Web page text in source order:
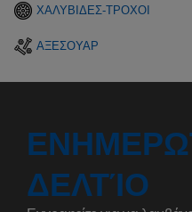
ΧΑΛΥΒΙΔΕΣ-ΤΡΟΧΟΙ
ΑΞΕΣΟΥΑΡ
ΔΕΛΤΊΟ